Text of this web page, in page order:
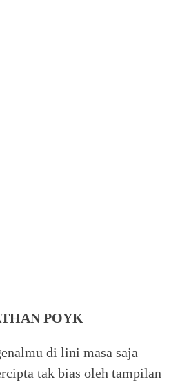
POYK
di lini masa saja
tak bias oleh tampilan